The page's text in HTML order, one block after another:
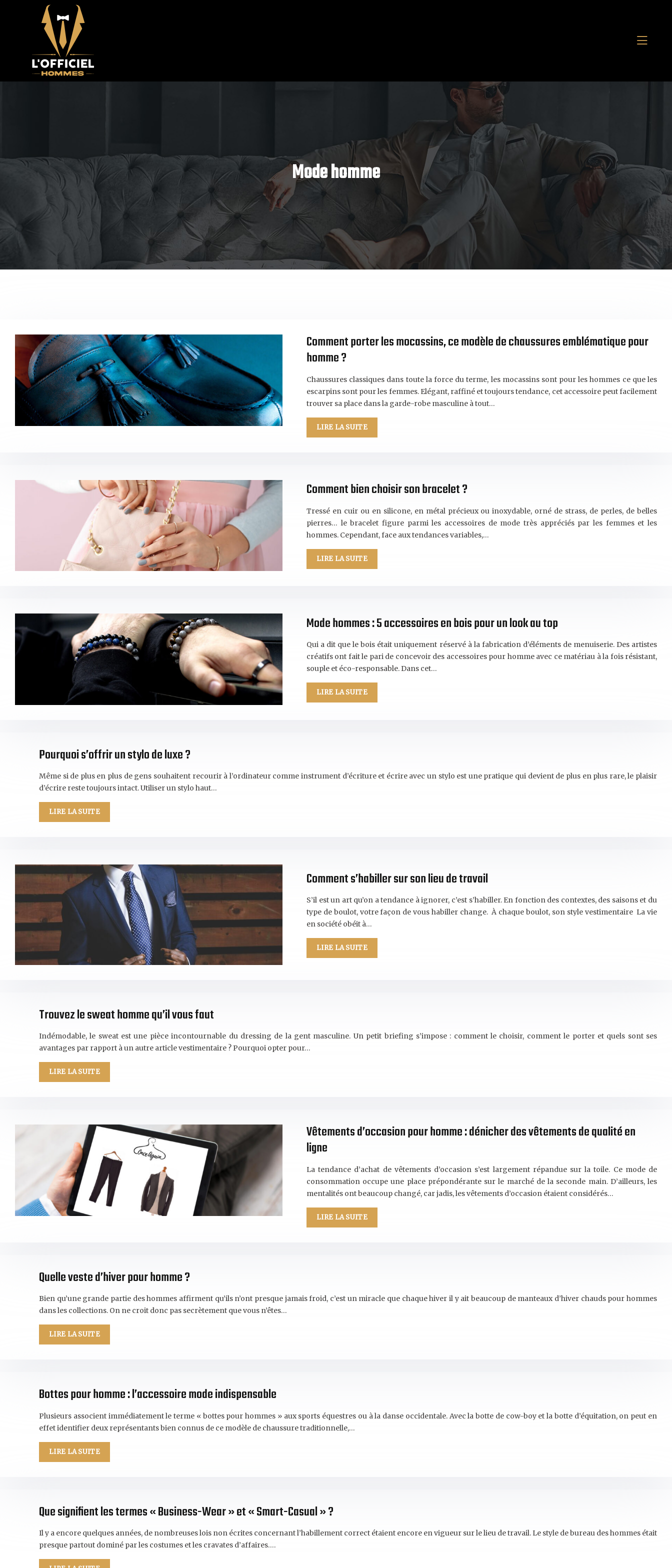
Mode homme
Comment porter les mocassins, ce modèle de chaussures emblématique pour
homme ?
Chaussures classiques dans toute la force du terme, les mocassins sont pour les hommes ce que les
escarpins sont pour les femmes. Elégant, raffiné et toujours tendance, cet accessoire peut facilement
trouver sa place dans la garde-robe masculine à tout…
LIRE LA SUITE
Comment bien choisir son bracelet ?
Tressé en cuir ou en silicone, en métal précieux ou inoxydable, orné de strass, de perles, de belles
pierres… le bracelet figure parmi les accessoires de mode très appréciés par les femmes et les
hommes. Cependant, face aux tendances variables,…
LIRE LA SUITE
Mode hommes : 5 accessoires en bois pour un look au top
Qui a dit que le bois était uniquement réservé à la fabrication d’éléments de menuiserie. Des artistes
créatifs ont fait le pari de concevoir des accessoires pour homme avec ce matériau à la fois résistant,
souple et éco-responsable. Dans cet…
LIRE LA SUITE
Pourquoi s’offrir un stylo de luxe ?
Même si de plus en plus de gens souhaitent recourir à l’ordinateur comme instrument d’écriture et écrire avec un stylo est une pratique qui devient de plus en plus rare, le plaisir
d’écrire reste toujours intact. Utiliser un stylo haut…
LIRE LA SUITE
Comment s’habiller sur son lieu de travail
S’il est un art qu’on a tendance à ignorer, c’est s’habiller. En fonction des contextes, des saisons et du
type de boulot, votre façon de vous habiller change. À chaque boulot, son style vestimentaire La vie
en société obéit à…
LIRE LA SUITE
Trouvez le sweat homme qu’il vous faut
Indémodable, le sweat est une pièce incontournable du dressing de la gent masculine. Un petit briefing s’impose : comment le choisir, comment le porter et quels sont ses
avantages par rapport à un autre article vestimentaire ? Pourquoi opter pour…
LIRE LA SUITE
Vêtements d’occasion pour homme : dénicher des vêtements de qualité en
ligne
La tendance d’achat de vêtements d’occasion s’est largement répandue sur la toile. Ce mode de
consommation occupe une place prépondérante sur le marché de la seconde main. D’ailleurs, les
mentalités ont beaucoup changé, car jadis, les vêtements d’occasion étaient considérés…
LIRE LA SUITE
Quelle veste d’hiver pour homme ?
Bien qu’une grande partie des hommes affirment qu’ils n’ont presque jamais froid, c’est un miracle que chaque hiver il y ait beaucoup de manteaux d’hiver chauds pour hommes
dans les collections. On ne croit donc pas secrètement que vous n’êtes…
LIRE LA SUITE
Bottes pour homme : l’accessoire mode indispensable
Plusieurs associent immédiatement le terme « bottes pour hommes » aux sports équestres ou à la danse occidentale. Avec la botte de cow-boy et la botte d’équitation, on peut en
effet identifier deux représentants bien connus de ce modèle de chaussure traditionnelle,…
LIRE LA SUITE
Que signifient les termes « Business-Wear » et « Smart-Casual » ?
Il y a encore quelques années, de nombreuses lois non écrites concernant l’habillement correct étaient encore en vigueur sur le lieu de travail. Le style de bureau des hommes était
presque partout dominé par les costumes et les cravates d’affaires….